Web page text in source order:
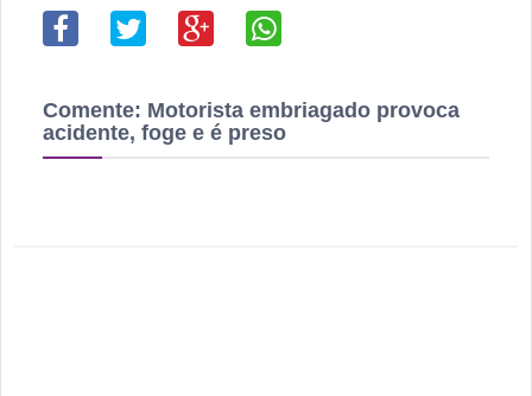
Comente: Motorista embriagado provoca
acidente, foge e é preso